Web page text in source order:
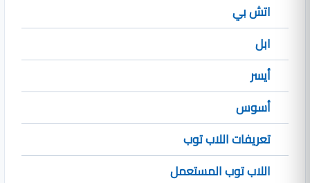
اتش بي
ابل
أيسر
أسوس
تعريفات اللاب توب
اللاب توب المستعمل